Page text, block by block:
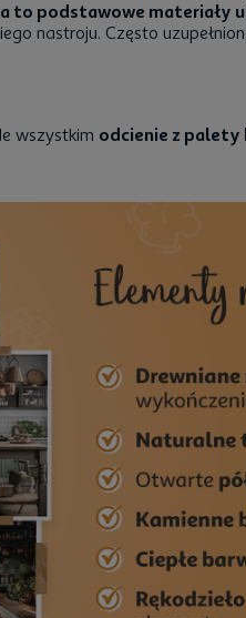
to podstawowe materiały
nastroju. Często
wszystkim odcienie z palety